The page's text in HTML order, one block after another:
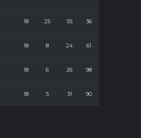
18 25 55 36
18 8 24 61
18 6 26 98
18 5 31 90